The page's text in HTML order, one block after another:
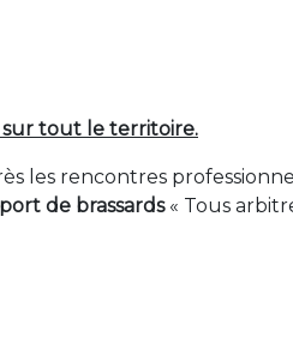
sur tout le territoire.
les rencontres
port de brassards« Tous